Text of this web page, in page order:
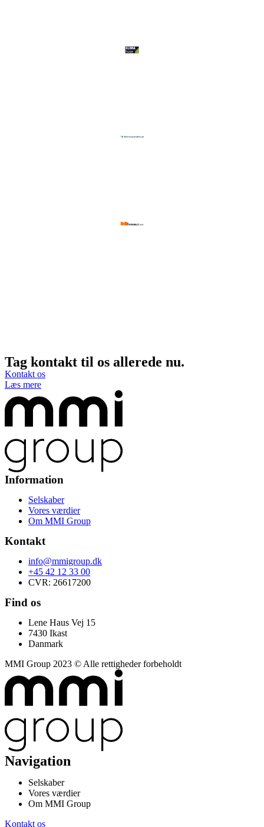
Tag kontakt til os allerede nu.
Kontakt os
Læs mere
Information
Selskaber
Vores værdier
Om MMI Group
Kontakt
info@mmigroup.dk
+45 42 12 33 00
CVR: 26617200
Find os
Lene Haus Vej 15
7430 Ikast
Danmark
MMI Group 2023 © Alle rettigheder forbeholdt
Navigation
Selskaber
Vores værdier
Om MMI Group
Kontakt os